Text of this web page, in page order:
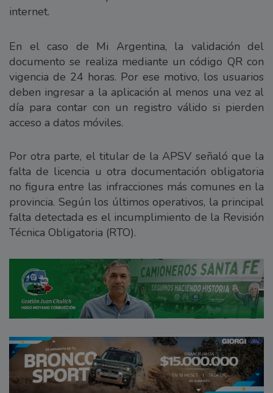
internet.
En el caso de Mi Argentina, la validación del
documento se realiza mediante un código QR con
vigencia de 24 horas. Por ese motivo, los usuarios
deben ingresar a la aplicación al menos una vez al
día para contar con un registro válido si pierden
acceso a datos móviles.
Por otra parte, el titular de la APSV señaló que la
falta de licencia u otra documentación obligatoria
no figura entre las infracciones más comunes en la
provincia. Según los últimos operativos, la principal
falta detectada es el incumplimiento de la Revisión
Técnica Obligatoria (RTO).